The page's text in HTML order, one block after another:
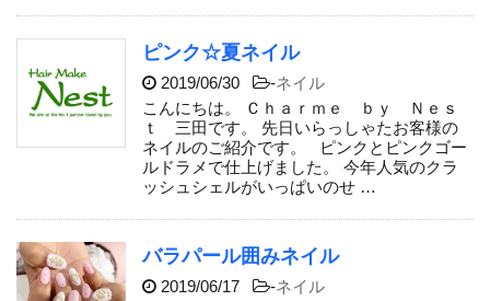
ピンク☆夏ネイル
2019/06/30 -ネイル
こんにちは。 Ｃｈａｒｍｅ ｂｙ Ｎｅｓ
ｔ 三田です。 先日いらっしゃたお客様の
ネイルのご紹介です。 ピンクとピンクゴー
ルドラメで仕上げました。 今年人気のクラ
ッシュシェルがいっぱいのせ …
バラパール囲みネイル
2019/06/17 -ネイル